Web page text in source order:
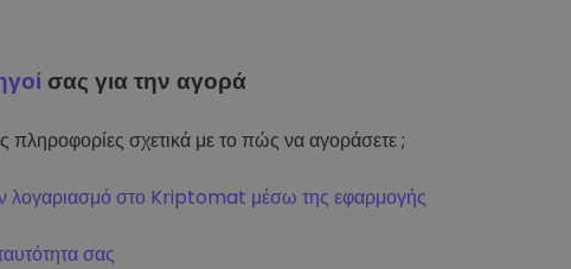
σας για την αγορά
πληροφορίες σχετικά με το πώς να αγοράσετε ;
λογαριασμό στο Kriptomat μέσω της εφαρμογής
σας